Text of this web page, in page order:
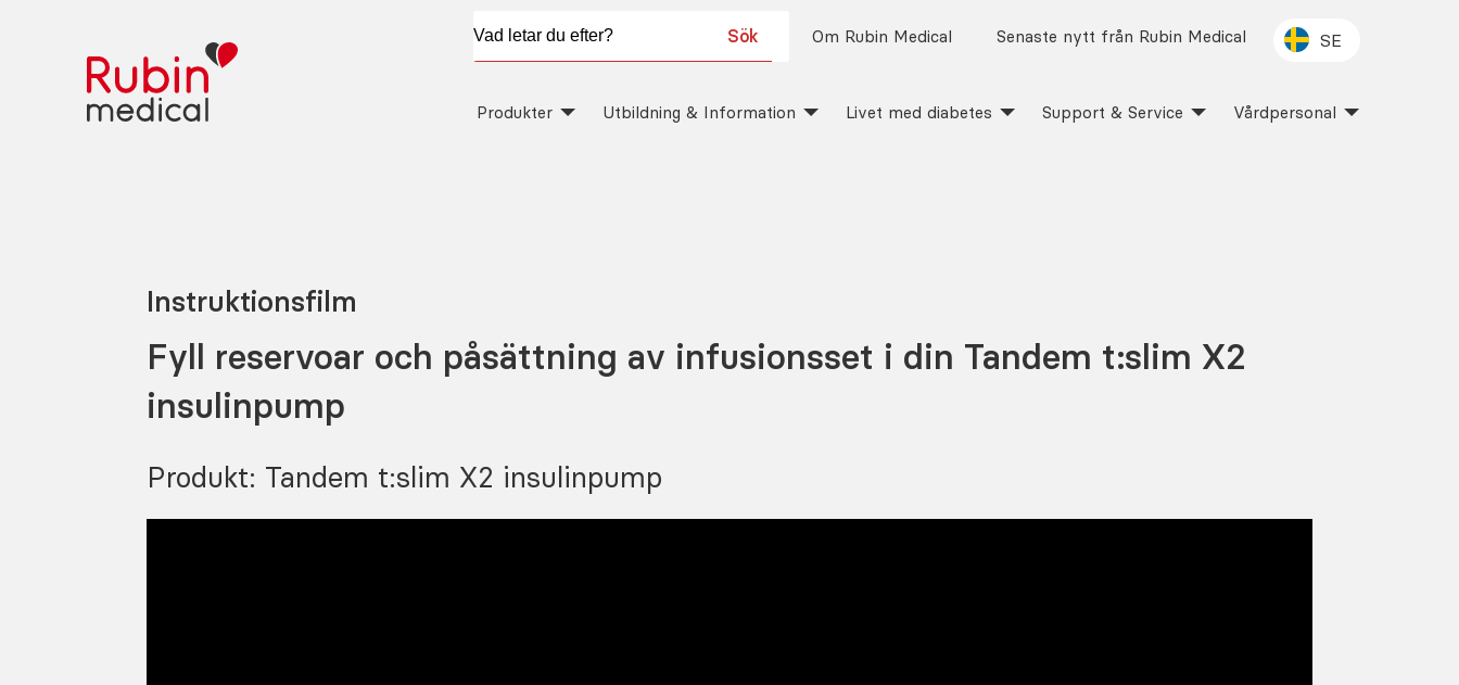
Sök Om Rubin Medical Senaste nytt från Rubin Medical SE
Produkter Utbildning & Information Livet med diabetes Support & Service Vårdpersonal
Instruktionsfilm
Fyll reservoar och påsättning av infusionsset i din Tandem t:slim X2
insulinpump
Produkt: Tandem t:slim X2 insulinpump